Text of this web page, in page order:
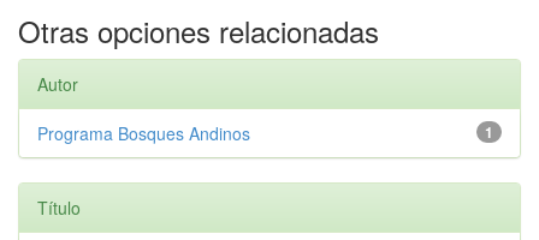
Otras opciones relacionadas
Autor
1
Programa Bosques Andinos
Título